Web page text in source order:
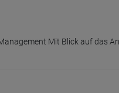
Mit Blick auf das